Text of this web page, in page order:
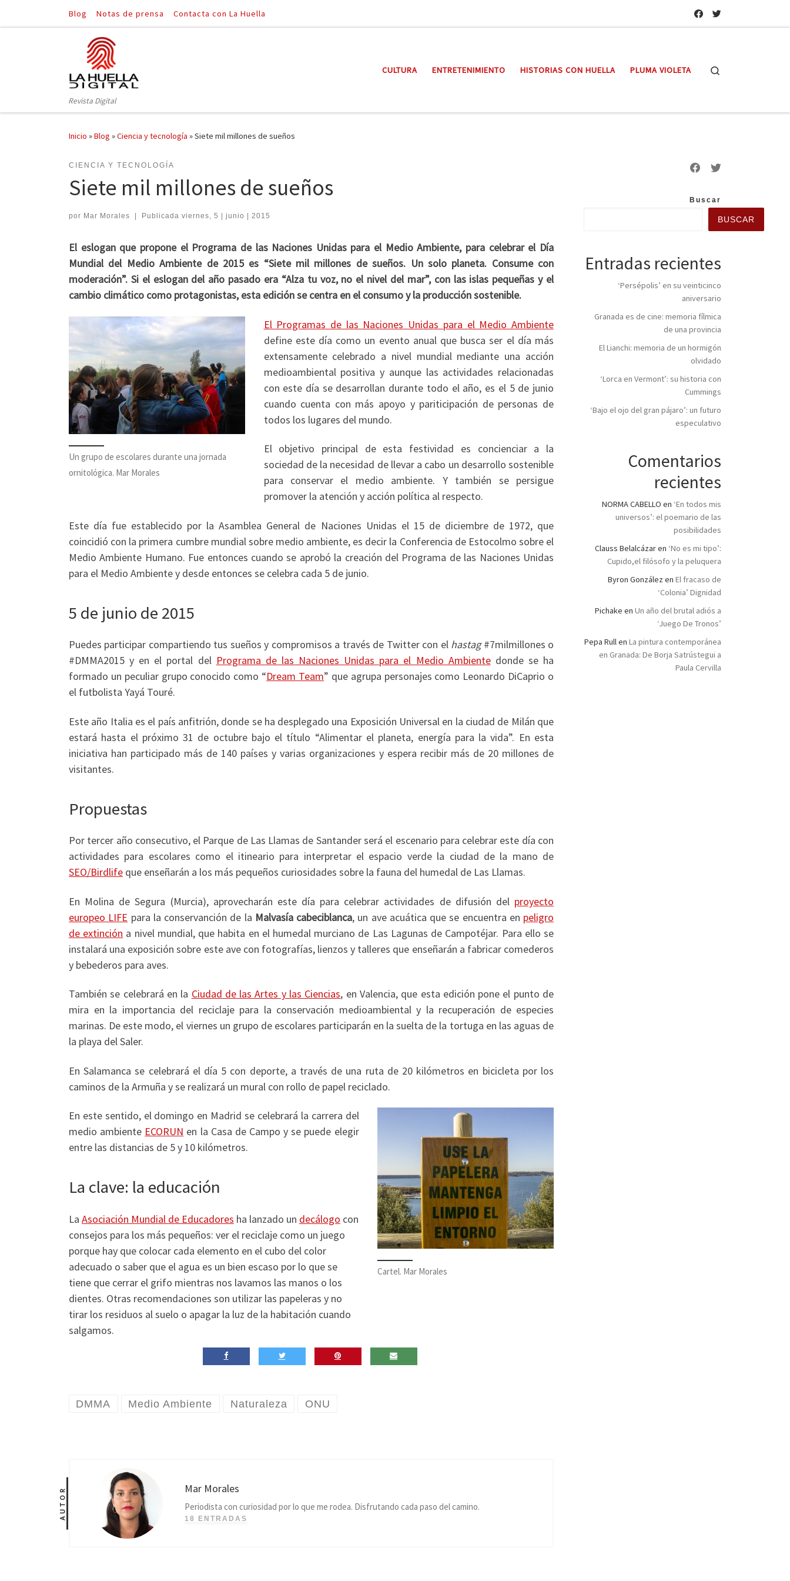
Saltar al contenido
Blog Notas de prensa Contacta con La Huella
Revista Digital
CULTURA ENTRETENIMIENTO HISTORIAS CON HUELLA PLUMA VIOLETA
Inicio »Blog »Ciencia y tecnología »Siete mil millones de sueños
CIENCIA Y TECNOLOGÍA
Siete mil millones de sueños
por Mar Morales Publicada viernes, 5 | junio | 2015
El eslogan que propone el Programa de las Naciones Unidas para el Medio Ambiente, para celebrar el Día
Mundial del Medio Ambiente de 2015 es “Siete mil millones de sueños. Un solo planeta. Consume con
moderación”. Si el eslogan del año pasado era “Alza tu voz, no el nivel del mar”, con las islas pequeñas y el
cambio climático como protagonistas, esta edición se centra en el consumo y la producción sostenible.
Un grupo de escolares durante una jornada
ornitológica. Mar Morales
El Programas de las Naciones Unidas para el Medio Ambiente
define este día como un evento anual que busca ser el día más
extensamente celebrado a nivel mundial mediante una acción
medioambiental positiva y aunque las actividades relacionadas
con este día se desarrollan durante todo el año, es el 5 de junio
cuando cuenta con más apoyo y pariticipación de personas de
todos los lugares del mundo.
El objetivo principal de esta festividad es concienciar a la
sociedad de la necesidad de llevar a cabo un desarrollo sostenible
para conservar el medio ambiente. Y también se persigue
promover la atención y acción política al respecto.
Este día fue establecido por la Asamblea General de Naciones Unidas el 15 de diciembre de 1972, que
coincidió con la primera cumbre mundial sobre medio ambiente, es decir la Conferencia de Estocolmo sobre el
Medio Ambiente Humano. Fue entonces cuando se aprobó la creación del Programa de las Naciones Unidas
para el Medio Ambiente y desde entonces se celebra cada 5 de junio.
5 de junio de 2015
Puedes participar compartiendo tus sueños y compromisos a través de Twitter con el hastag#7milmillones o
#DMMA2015 y en el portal del Programa de las Naciones Unidas para el Medio Ambientedonde se ha
formado un peculiar grupo conocido como “Dream Team” que agrupa personajes como Leonardo DiCaprio o
el futbolista Yayá Touré.
Este año Italia es el país anfitrión, donde se ha desplegado una Exposición Universal en la ciudad de Milán que
estará hasta el próximo 31 de octubre bajo el título “Alimentar el planeta, energía para la vida”. En esta
iniciativa han participado más de 140 países y varias organizaciones y espera recibir más de 20 millones de
visitantes.
Propuestas
Por tercer año consecutivo, el Parque de Las Llamas de Santander será el escenario para celebrar este día con
actividades para escolares como el itineario para interpretar el espacio verde la ciudad de la mano de
SEO/Birdlife que enseñarán a los más pequeños curiosidades sobre la fauna del humedal de Las Llamas.
En Molina de Segura (Murcia), aprovecharán este día para celebrar actividades de difusión del proyecto
europeo LIFE para la conservanción de la Malvasía cabeciblanca, un ave acuática que se encuentra en peligro
de extinción a nivel mundial, que habita en el humedal murciano de Las Lagunas de Campotéjar. Para ello se
instalará una exposición sobre este ave con fotografías, lienzos y talleres que enseñarán a fabricar comederos
y bebederos para aves.
También se celebrará en la Ciudad de las Artes y las Ciencias, en Valencia, que esta edición pone el punto de
mira en la importancia del reciclaje para la conservación medioambiental y la recuperación de especies
marinas. De este modo, el viernes un grupo de escolares participarán en la suelta de la tortuga en las aguas de
la playa del Saler.
En Salamanca se celebrará el día 5 con deporte, a través de una ruta de 20 kilómetros en bicicleta por los
caminos de la Armuña y se realizará un mural con rollo de papel reciclado.
Cartel. Mar Morales
En este sentido, el domingo en Madrid se celebrará la carrera del
medio ambiente ECORUN en la Casa de Campo y se puede elegir
entre las distancias de 5 y 10 kilómetros.
La clave: la educación
La Asociación Mundial de Educadores ha lanzado un decálogo con
consejos para los más pequeños: ver el reciclaje como un juego
porque hay que colocar cada elemento en el cubo del color
adecuado o saber que el agua es un bien escaso por lo que se
tiene que cerrar el grifo mientras nos lavamos las manos o los
dientes. Otras recomendaciones son utilizar las papeleras y no
tirar los residuos al suelo o apagar la luz de la habitación cuando
salgamos.
DMMA Medio Ambiente Naturaleza ONU
AUTOR Mar Morales
Periodista con curiosidad por lo que me rodea. Disfrutando cada paso del camino.
18 ENTRADAS
Buscar
BUSCAR
Entradas recientes
‘Persépolis’ en su veinticinco
aniversario
Granada es de cine: memoria fílmica
de una provincia
El Lianchi: memoria de un hormigón
olvidado
‘Lorca en Vermont’: su historia con
Cummings
‘Bajo el ojo del gran pájaro’: un futuro
especulativo
Comentarios
recientes
NORMA CABELLO en ‘En todos mis
universos’: el poemario de las
posibilidades
Clauss Belalcázaren ‘No es mi tipo’:
Cupido,el filósofo y la peluquera
Byron González en El fracaso de
‘Colonia’ Dignidad
Pichake en Un año del brutal adiós a
‘Juego De Tronos’
Pepa Rullen La pintura contemporánea
en Granada: De Borja Satrústegui a
Paula Cervilla